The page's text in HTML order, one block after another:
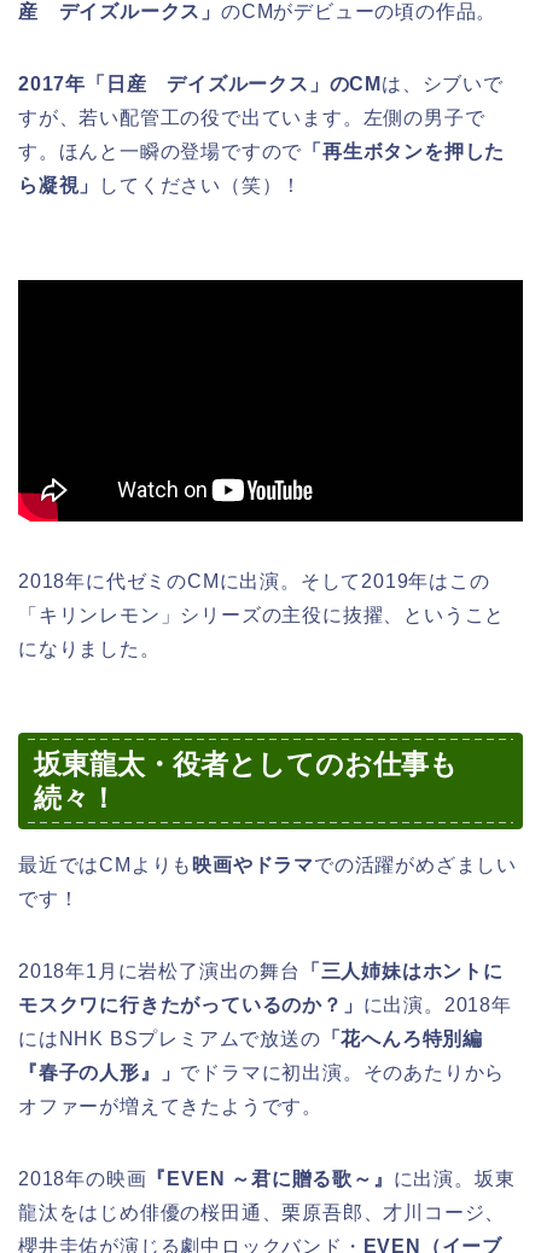
産 デイズルークス」 のCMがデビューの頃の作品。
2017年「日産 デイズルークス」のCM は、シブいで
すが、若い配管工の役で出ています。左側の男子で
す。ほんと一瞬の登場ですので 「再生ボタンを押した
ら凝視」
してください（笑）！
2018年に代ゼミのCMに出演。そして2019年はこの
「キリンレモン」シリーズの主役に抜擢、ということ
になりました。
坂東龍太・役者としてのお仕事も
続々！
最近ではCMよりも 映画やドラマでの活躍がめざましい
です！
2018年1月に岩松了演出の舞台
「三人姉妹はホントに
モスクワに行きたがっているのか？」 に出演。2018年
にはNHK BSプレミアムで放送の 「花へんろ特別編
『春子の人形』」 でドラマに初出演。そのあたりから
オファーが増えてきたようです。
2018年の映画 『EVEN ～君に贈る歌～』 に出演。坂東
龍汰をはじめ俳優の桜田通 、栗原吾郎 才川コージ
櫻井圭佑が演じる劇中ロックバンド・ EVEN（イーブ